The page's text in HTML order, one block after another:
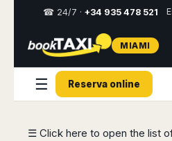
Select
☎ 24/7 · +34 935 478 521
MIAMI
☰ Reserva online
☰ Click here to open the list